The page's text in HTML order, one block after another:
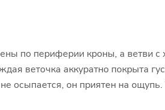
по периферии кроны, а ветви с
веточка аккуратно покрыта
осыпается, он приятен на